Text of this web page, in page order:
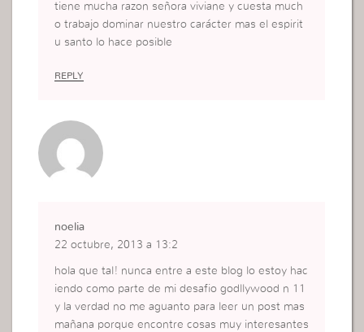
tiene mucha razon señora viviane y cuesta much
o trabajo dominar nuestro carácter mas el espirit
u santo lo hace posible
REPLY
noelia
22 octubre, 2013 a 13:2
hola que tal! nunca entre a este blog lo estoy hac
iendo como parte de mi desafio godllywood n 11
y la verdad no me aguanto para leer un post mas
mañana porque encontre cosas muy interesantes